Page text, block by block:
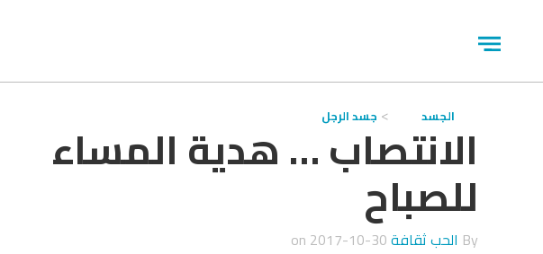
Open
menu
الجسد جسد الرجل
الانتصاب … هدية المساء
للصباح
By الحب ثقافة2017-10-30